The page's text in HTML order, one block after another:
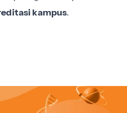
kampus.